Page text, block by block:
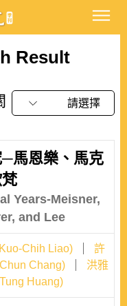
Result
請選擇
馬恩樂、馬克
Years-Meisner,
and Lee
Chih Liao)
許
Chang)
洪雅
Huang)